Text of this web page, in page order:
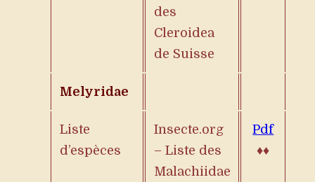
des
Cleroidea
de Suisse
Melyridae
Liste
d’espèces
Insecte.org
– Liste des
Malachiidae
Pdf
♦♦